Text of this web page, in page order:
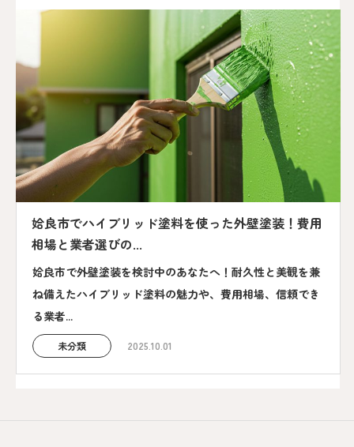
姶良市でハイブリッド塗料を使った外壁塗装！費用
相場と業者選びの...
姶良市で外壁塗装を検討中のあなたへ！耐久性と美観を兼
ね備えたハイブリッド塗料の魅力や、費用相場、信頼でき
る業者...
未分類 2025.10.01